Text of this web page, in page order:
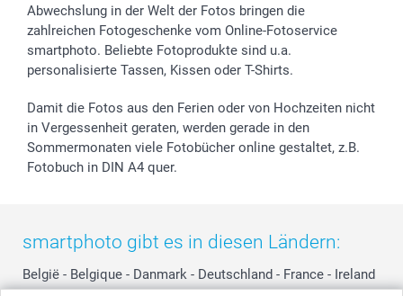
Abwechslung in der Welt der Fotos bringen die
zahlreichen Fotogeschenke vom Online-Fotoservice
smartphoto. Beliebte Fotoprodukte sind u.a.
personalisierte Tassen, Kissen oder T-Shirts.
Damit die Fotos aus den Ferien oder von Hochzeiten nicht
in Vergessenheit geraten, werden gerade in den
Sommermonaten viele Fotobücher online gestaltet, z.B.
Fotobuch in DIN A4 quer.
smartphoto gibt es in diesen Ländern:
België - Belgique - Danmark - Deutschland - France - Ireland